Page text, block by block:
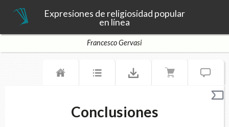
Expresiones de religiosidad popular
en línea
Francesco Gervasi
Conclusiones